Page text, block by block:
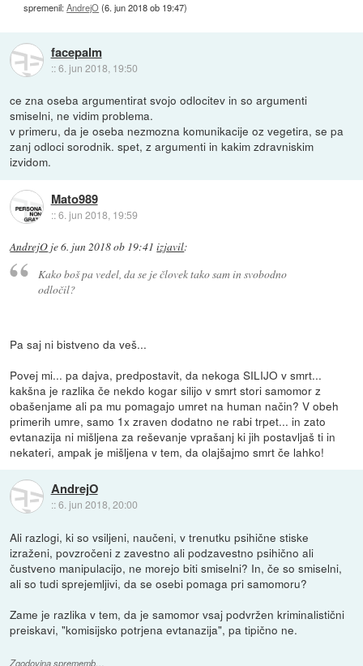
spremenil:AndrejO(6. jun 2018 ob 19:47)
facepalm
::6. jun 2018, 19:50
ce zna oseba argumentirat svojo odlocitev in so argumenti
smiselni, ne vidim problema.
v primeru, da je oseba nezmozna komunikacije oz vegetira, se pa
zanj odloci sorodnik. spet, z argumenti in kakim zdravniskim
izvidom.
Mato989
::6. jun 2018, 19:59
AndrejO je6. jun 2018 ob 19:41 izjavil:
Kako boš pa vedel, da se je človek tako sam in svobodno
odločil?
Pa saj ni bistveno da veš...
Povej mi... pa dajva, predpostavit, da nekoga SILIJO v smrt...
kakšna je razlika če nekdo kogar silijo v smrt stori samomor z
obašenjame ali pa mu pomagajo umret na human način? V obeh
primerih umre, samo 1x zraven dodatno ne rabi trpet... in zato
evtanazija ni mišljena za reševanje vprašanj ki jih postavljaš ti in
nekateri, ampak je mišljena v tem, da olajšajmo smrt če lahko!
AndrejO
::6. jun 2018, 20:00
Ali razlogi, ki so vsiljeni, naučeni, v trenutku psihične stiske
izraženi, povzročeni z zavestno ali podzavestno psihično ali
čustveno manipulacijo, ne morejo biti smiselni? In, če so smiselni,
ali so tudi sprejemljivi, da se osebi pomaga pri samomoru?
Zame je razlika v tem, da je samomor vsaj podvržen kriminalistični
preiskavi, "komisijsko potrjena evtanazija", pa tipično ne.
Zgodovina sprememb…